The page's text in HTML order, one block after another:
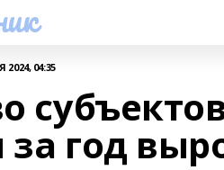
2024, 04:35
год